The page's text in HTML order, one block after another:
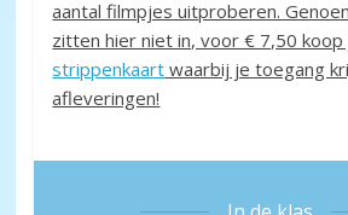
aantal filmpjes uitproberen.
zitten hier niet in, voor € 7,50 koop
strippenkaart waarbij je toegang
afleveringen!